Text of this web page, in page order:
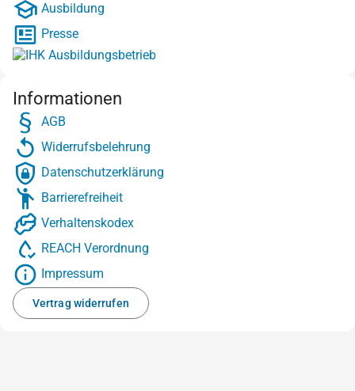
Ausbildung
Presse
Informationen
AGB
Widerrufsbelehrung
Datenschutzerklärung
Barrierefreiheit
Verhaltenskodex
REACH Verordnung
Impressum
Vertrag widerrufen